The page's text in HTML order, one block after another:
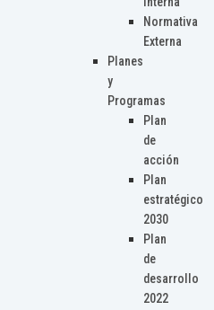
Normativa
Externa
Planes
y
Programas
Plan
de
acción
Plan
estratégico
2030
Plan
de
desarrollo
2022